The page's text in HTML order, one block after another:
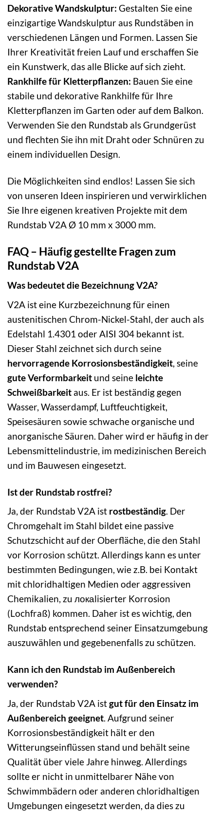
Dekorative Wandskulptur: Gestalten Sie eine
einzigartige Wandskulptur aus Rundstäben in
verschiedenen Längen und Formen. Lassen Sie
Ihrer Kreativität freien Lauf und erschaffen Sie
ein Kunstwerk, das alle Blicke auf sich zieht.
Rankhilfe für Kletterpflanzen: Bauen Sie eine
stabile und dekorative Rankhilfe für Ihre
Kletterpflanzen im Garten oder auf dem Balkon.
Verwenden Sie den Rundstab als Grundgerüst
und flechten Sie ihn mit Draht oder Schnüren zu
einem individuellen Design.
Die Möglichkeiten sind endlos! Lassen Sie sich
von unseren Ideen inspirieren und verwirklichen
Sie Ihre eigenen kreativen Projekte mit dem
Rundstab V2A Ø 10 mm x 3000 mm.
FAQ – Häufig gestellte Fragen zum
Rundstab V2A
Was bedeutet die Bezeichnung V2A?
V2A ist eine Kurzbezeichnung für einen
austenitischen Chrom-Nickel-Stahl, der auch als
Edelstahl 1.4301 oder AISI 304 bekannt ist.
Dieser Stahl zeichnet sich durch seine
hervorragende Korrosionsbeständigkeit, seine
gute Verformbarkeit und seine leichte
Schweißbarkeit aus. Er ist beständig gegen
Wasser, Wasserdampf, Luftfeuchtigkeit,
Speisesäuren sowie schwache organische und
anorganische Säuren. Daher wird er häufig in der
Lebensmittelindustrie, im medizinischen Bereich
und im Bauwesen eingesetzt.
Ist der Rundstab rostfrei?
Ja, der Rundstab V2A ist rostbeständig. Der
Chromgehalt im Stahl bildet eine passive
Schutzschicht auf der Oberfläche, die den Stahl
vor Korrosion schützt. Allerdings kann es unter
bestimmten Bedingungen, wie z.B. bei Kontakt
mit chloridhaltigen Medien oder aggressiven
Chemikalien, zu локаlisierter Korrosion
(Lochfraß) kommen. Daher ist es wichtig, den
Rundstab entsprechend seiner Einsatzumgebung
auszuwählen und gegebenenfalls zu schützen.
Kann ich den Rundstab im Außenbereich
verwenden?
Ja, der Rundstab V2A istgut für den Einsatz im
Außenbereich geeignet. Aufgrund seiner
Korrosionsbeständigkeit hält er den
Witterungseinflüssen stand und behält seine
Qualität über viele Jahre hinweg. Allerdings
sollte er nicht in unmittelbarer Nähe von
Schwimmbädern oder anderen chloridhaltigen
Umgebungen eingesetzt werden, da dies zu